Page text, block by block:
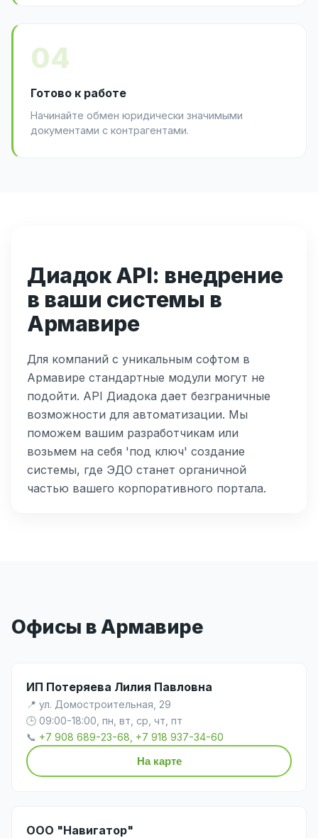
04
Готово к работе
Начинайте обмен юридически значимыми
документами с контрагентами.
Диадок API: внедрение
в ваши системы в
Армавире
Для компаний с уникальным софтом в
Армавире стандартные модули могут не
подойти. API Диадока дает безграничные
возможности для автоматизации. Мы
поможем вашим разработчикам или
возьмем на себя 'под ключ' создание
системы, где ЭДО станет органичной
частью вашего корпоративного портала.
Офисы в Армавире
ИП Потеряева Лилия Павловна
📍 ул. Домостроительная, 29
🕒 09:00-18:00, пн, вт, ср, чт, пт
📞 +7 908 689-23-68, +7 918 937-34-60
На карте
ООО "Навигатор"